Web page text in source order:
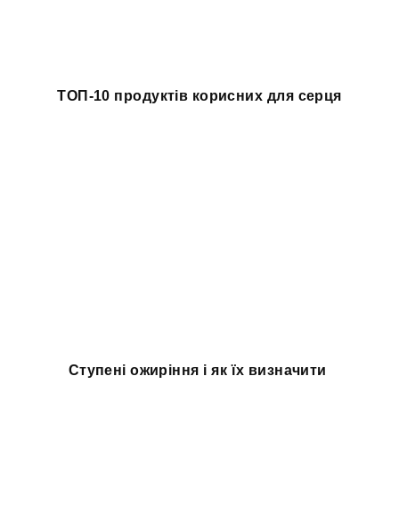
ТОП-10 продуктів корисних для серця
Ступені ожиріння і як їх визначити